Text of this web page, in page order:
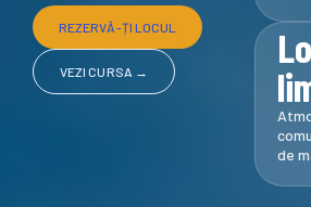
REZERVĂ-ȚI LOCUL
VEZI CURSA →
de